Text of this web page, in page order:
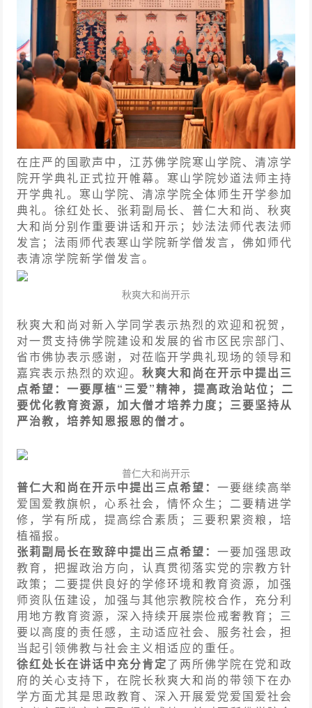
在庄严的国歌声中，江苏佛学院寒山学院、清凉学
院开学典礼正式拉开帷幕。寒山学院妙道法师主持
开学典礼。寒山学院、清凉学院全体师生开学参加
典礼。徐红处长、张莉副局长、普仁大和尚、秋爽
大和尚分别作重要讲话和开示；妙法法师代表法师
发言；法雨师代表寒山学院新学僧发言，佛如师代
表清凉学院新学僧发言。
秋爽大和尚开示
秋爽大和尚对新入学同学表示热烈的欢迎和祝贺，
对一贯支持佛学院建设和发展的省市区民宗部门、
省市佛协表示感谢，对莅临开学典礼现场的领导和
嘉宾表示热烈的欢迎。秋爽大和尚在开示中提出三
点希望：一要厚植“三爱”精神，提高政治站位；二
要优化教育资源，加大僧才培养力度；三要坚持从
严治教，培养知恩报恩的僧才。
普仁大和尚开示
普仁大和尚在开示中提出三点希望：一要继续高举
爱国爱教旗帜，心系社会，情怀众生；二要精进学
修，学有所成，提高综合素质；三要积累资粮，培
植福报。
张莉副局长在致辞中提出三点希望：一要加强思政
教育，把握政治方向，认真贯彻落实党的宗教方针
政策；二要提供良好的学修环境和教育资源，加强
师资队伍建设，加强与其他宗教院校合作，充分利
用地方教育资源，深入持续开展崇俭戒奢教育；三
要以高度的责任感，主动适应社会、服务社会，担
当起引领佛教与社会主义相适应的重任。
徐红处长在讲话中充分肯定了两所佛学院在党和政
府的关心支持下，在院长秋爽大和尚的带领下在办
学方面尤其是思政教育、深入开展爱党爱国爱社会